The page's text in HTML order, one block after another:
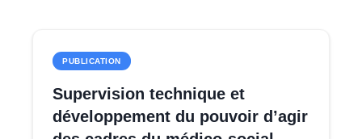
PUBLICATION
Supervision technique et
développement du pouvoir d’agir